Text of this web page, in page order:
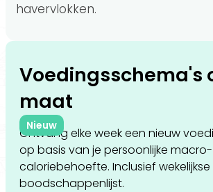
havervlokken.
Voedingsschema's
maat
Nieuw
Ontvang elke week een nieuw
op basis van je persoonlijke
caloriebehoefte. Inclusief wekelijkse
boodschappenlijst.